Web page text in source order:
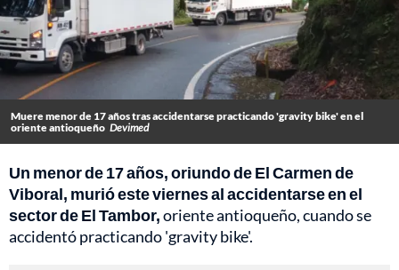
Muere menor de 17 años tras accidentarse practicando 'gravity bike' en el
oriente antioqueño Devimed
Un menor de 17 años, oriundo de El Carmen de
Viboral, murió este viernes al accidentarse en el
sector de El Tambor,oriente antioqueño, cuando se
accidentó practicando 'gravity bike'.